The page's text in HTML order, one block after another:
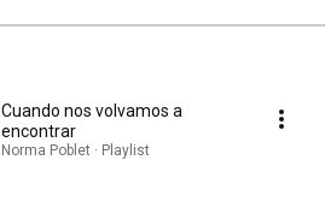
Cuando nos volvamos a
encontrar
Norma Poblet · Playlist